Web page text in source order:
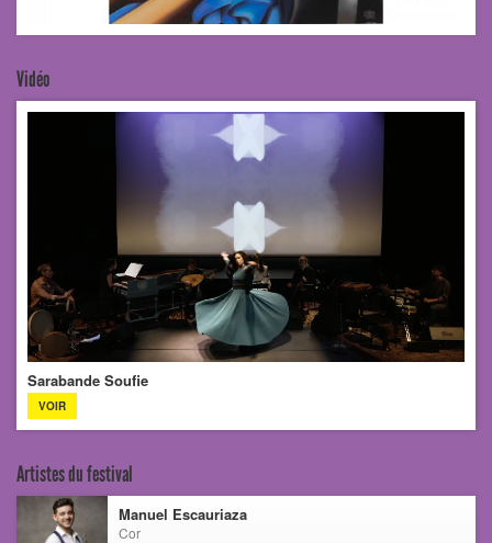
Vidéo
Sarabande Soufie
VOIR
Artistes du festival
Manuel Escauriaza
Cor